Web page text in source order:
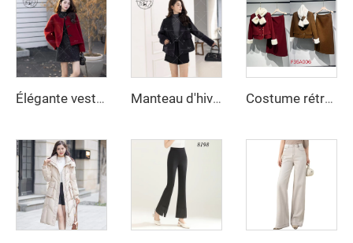
Élégante veste rouge à manches longues pour filles automne et hiver décontractée unie en laine et fibres mélangées pour femmes Manteau d'hiver pour femmes, en laine double face, fait main, courte veste longueur genou avec boutons décoratifs, style chaud, en laine et mélanges Costume rétro en laine avec écharpe col en fourrure de lapin respirante et boutons décoratifs, ensemble deux pièces doublé en fibre de polyester